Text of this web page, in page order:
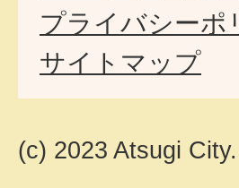
プライバシーポ
サイトマップ
(c) 2023 Atsugi